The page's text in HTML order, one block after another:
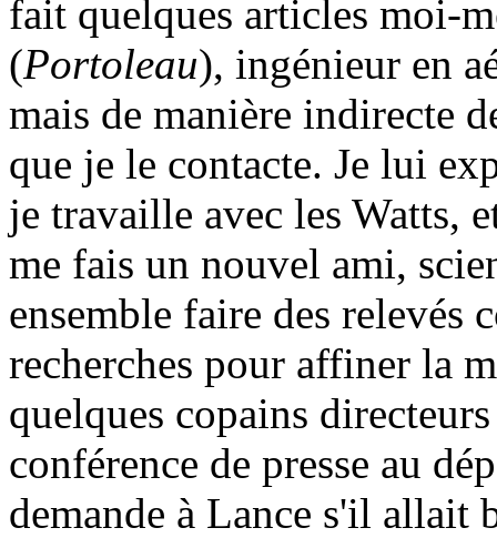
fait quelques articles moi-
(Portoleau), ingénieur en
mais de manière indirecte
que je le contacte. Je lui
je travaille avec les Watts,
me fais un nouvel ami,
ensemble faire des relevés
recherches pour affiner la
quelques copains
conférence de presse au
demande à Lance s'il allait